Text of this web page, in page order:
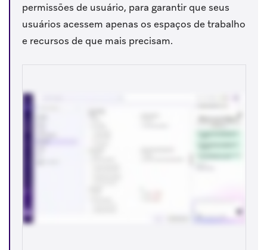
permissões de usuário, para garantir que seus
usuários acessem apenas os espaços de trabalho
e recursos de que mais precisam.